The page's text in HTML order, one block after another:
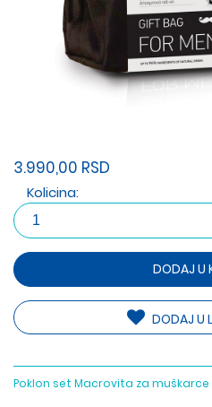
3.990,00 RSD
Kolicina:
DODAJ U
DODAJ U
Poklon set Macrovita za muškarce